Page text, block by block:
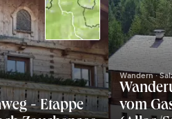
- Etappe
Wandern ·
vom